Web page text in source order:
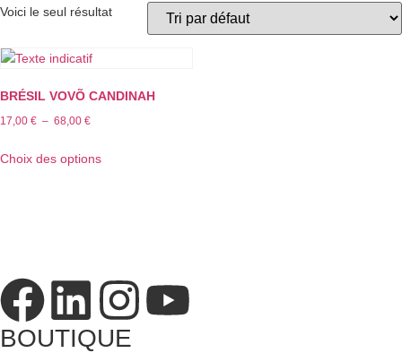
Voici le seul résultat
BRÉSIL VOVÕ CANDINAH
17,00 € – 68,00 €
Choix des options
BOUTIQUE